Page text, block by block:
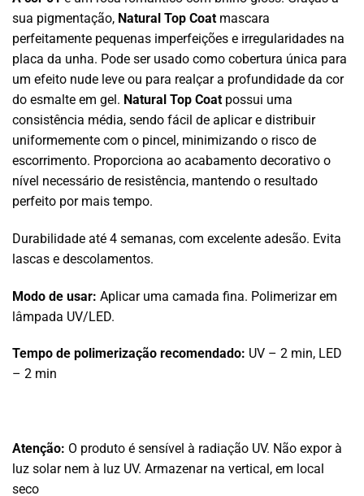
sua pigmentação, Natural Top Coat mascara
perfeitamente pequenas imperfeições e irregularidades na
placa da unha. Pode ser usado como cobertura única para
um efeito nude leve ou para realçar a profundidade da cor
do esmalte em gel. Natural Top Coat possui uma
consistência média, sendo fácil de aplicar e distribuir
uniformemente com o pincel, minimizando o risco de
escorrimento. Proporciona ao acabamento decorativo o
nível necessário de resistência, mantendo o resultado
perfeito por mais tempo.
Durabilidade até 4 semanas, com excelente adesão. Evita
lascas e descolamentos.
Modo de usar: Aplicar uma camada fina. Polimerizar em
lâmpada UV/LED.
Tempo de polimerização recomendado: UV – 2 min, LED
– 2 min
Atenção: O produto é sensível à radiação UV. Não expor à
luz solar nem à luz UV. Armazenar na vertical, em local
seco